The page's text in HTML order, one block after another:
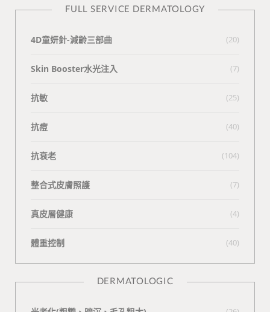
FULL SERVICE DERMATOLOGY
4D童妍針-減齡三部曲 (20)
Skin Booster水光注入 (7)
抗敏 (25)
抗痘 (40)
抗衰老 (104)
整合式皮膚照護 (7)
真皮層健康 (4)
體重控制 (40)
DERMATOLOGIC